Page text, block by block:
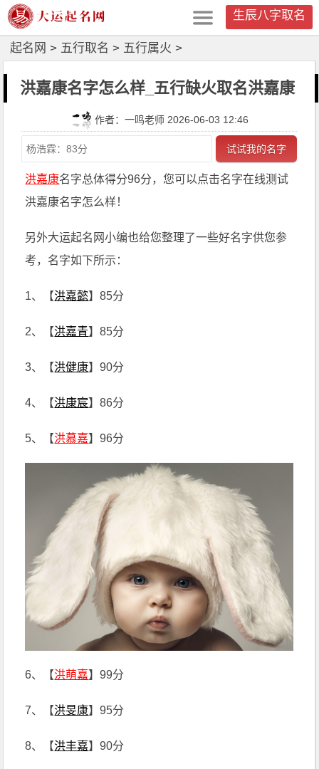
生辰八字取名
起名网 > 五行取名 > 五行属火 >
洪嘉康名字怎么样_五行缺火取名洪嘉康
作者：一鸣老师 2026-06-03 12:46
试试我的名字
洪嘉康名字总体得分96分，您可以点击名字在线测试
洪嘉康名字怎么样！
另外大运起名网小编也给您整理了一些好名字供您参
考，名字如下所示：
1、【洪嘉懿】85分
2、【洪嘉青】85分
3、【洪健康】90分
4、【洪康宸】86分
5、【洪慕嘉】96分
6、【洪萌嘉】99分
7、【洪旻康】95分
8、【洪丰嘉】90分